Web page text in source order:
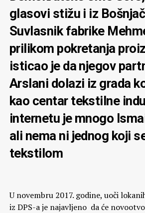
glasovi stižu i iz
Suvlasnik fabrike
prilikom pokretanja
isticao je da njegov
Arslani dolazi iz grada
kao centar tekstilne
internetu je mnogo
ali nema ni jednog koji
tekstilom
U novembru 2017. godine, uoči
iz DPS-a je najavljeno da će